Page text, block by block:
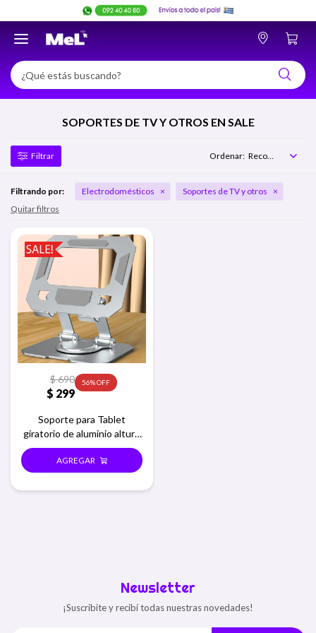

SOPORTES DE TV Y OTROS EN SALE
Recomendados
Filtrando por: Electrodomésticos
Soportes de TV y otros
Quitar filtros
$ 299
$690 56
Soporte para Tablet
giratorio de aluminio altura
regulable
Newsletter
¡Suscribite y recibí todas nuestras novedades!